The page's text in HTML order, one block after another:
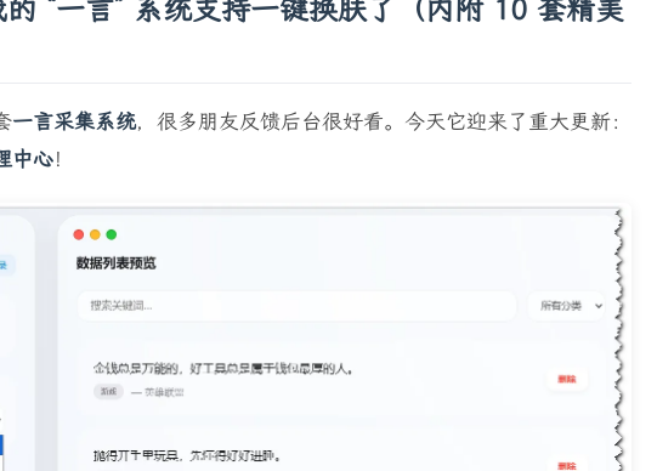
“一言” 系统支持一键换肤了（内附 10 套精美
一言采集系统，很多朋友反馈后台很好看。今天它迎来了重大更新：
中心！